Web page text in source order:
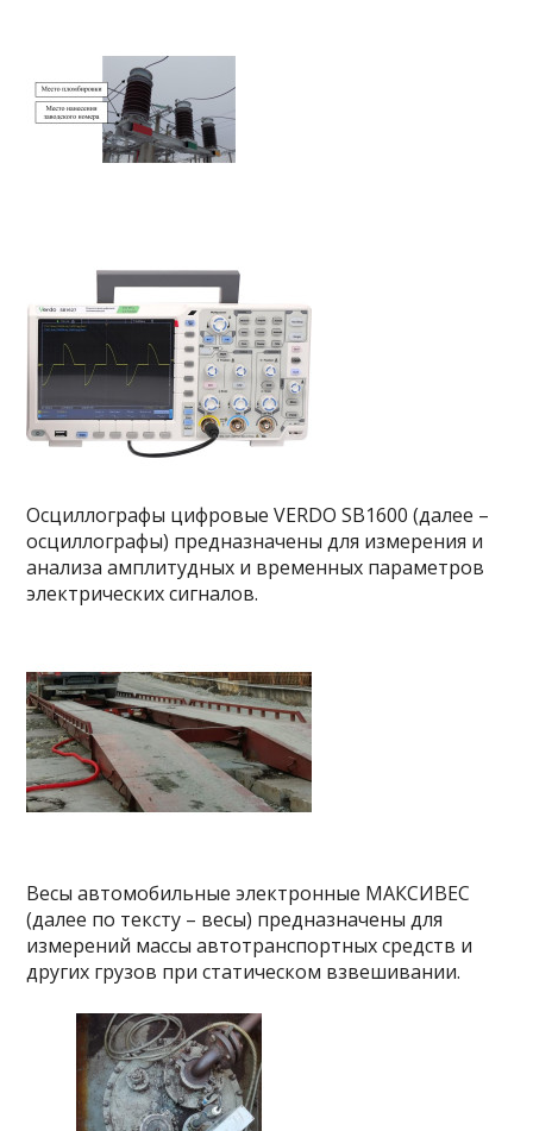
Осциллографы цифровые VERDO SB1600 (далее –
осциллографы) предназначены для измерения и
анализа амплитудных и временных параметров
электрических сигналов.
Весы автомобильные электронные МАКСИВЕС
(далее по тексту – весы) предназначены для
измерений массы автотранспортных средств и
других грузов при статическом взвешивании.